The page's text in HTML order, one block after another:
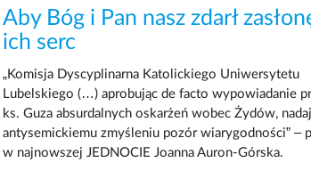
Aby Bóg i Pan nasz zdarł
ich serc
„Komisja Dyscyplinarna Katolickiego Uniwersytetu
Lubelskiego (…) aprobując de facto wypowiadanie
ks. Guza absurdalnych oskarżeń wobec Żydów,
antysemickiemu zmyśleniu pozór wiarygodności” –
w najnowszej JEDNOCIE Joanna Auron-Górska.